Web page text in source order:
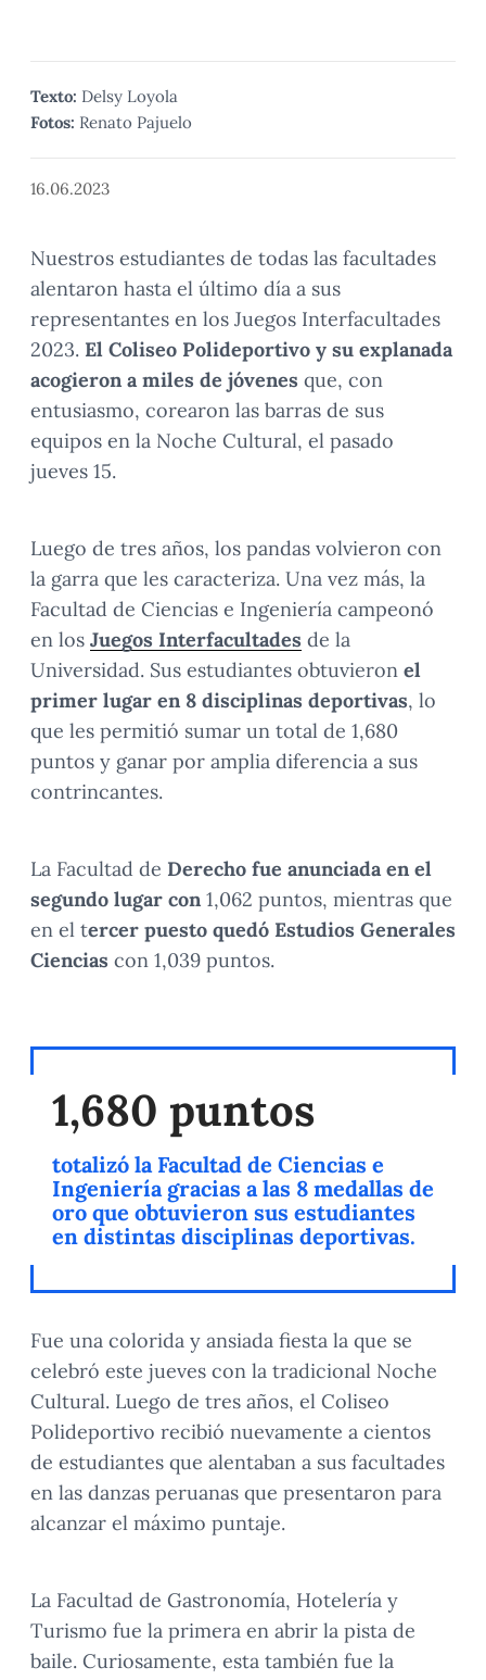
Texto: Delsy Loyola
Fotos: Renato Pajuelo
16.06.2023
Nuestros estudiantes de todas las facultades
alentaron hasta el último día a sus
representantes en los Juegos Interfacultades
2023. El Coliseo Polideportivo y su explanada
acogieron a miles de jóvenes que, con
entusiasmo, corearon las barras de sus
equipos en la Noche Cultural, el pasado
jueves 15.
Luego de tres años, los pandas volvieron con
la garra que les caracteriza. Una vez más, la
Facultad de Ciencias e Ingeniería campeonó
en los Juegos Interfacultades de la
Universidad. Sus estudiantes obtuvieron el
primer lugar en 8 disciplinas deportivas, lo
que les permitió sumar un total de 1,680
puntos y ganar por amplia diferencia a sus
contrincantes.
La Facultad de Derecho fue anunciada en el
segundo lugar con 1,062 puntos, mientras que
en el tercer puesto quedó Estudios Generales
Ciencias con 1,039 puntos.
1,680 puntos
totalizó la Facultad de Ciencias e
Ingeniería gracias a las 8 medallas de
oro que obtuvieron sus estudiantes
en distintas disciplinas deportivas.
Fue una colorida y ansiada fiesta la que se
celebró este jueves con la tradicional Noche
Cultural. Luego de tres años, el Coliseo
Polideportivo recibió nuevamente a cientos
de estudiantes que alentaban a sus facultades
en las danzas peruanas que presentaron para
alcanzar el máximo puntaje.
La Facultad de Gastronomía, Hotelería y
Turismo fue la primera en abrir la pista de
baile. Curiosamente, esta también fue la